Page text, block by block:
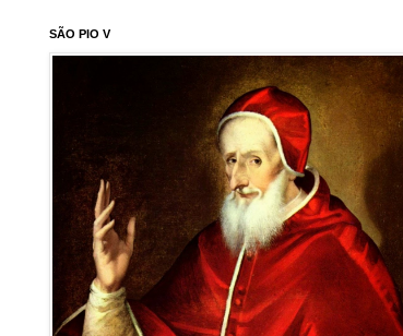
SÃO PIO V